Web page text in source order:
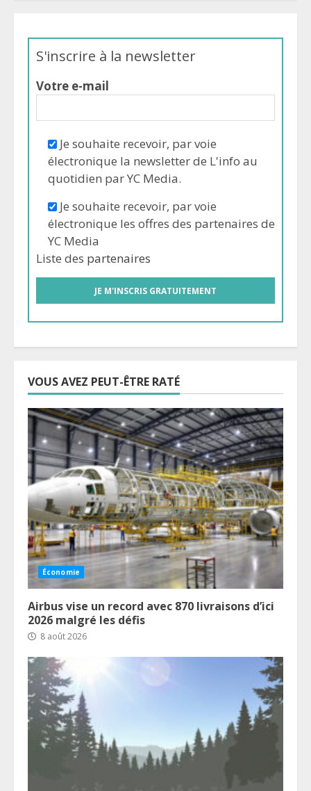
S'inscrire à la newsletter
Votre e-mail
Je souhaite recevoir, par voie
électronique la newsletter de L'info au
quotidien par YC Media.
Je souhaite recevoir, par voie
électronique les offres des partenaires de
YC Media
Liste des partenaires
VOUS AVEZ PEUT-ÊTRE RATÉ
Économie
Airbus vise un record avec 870 livraisons d’ici
2026 malgré les défis
8 août 2026